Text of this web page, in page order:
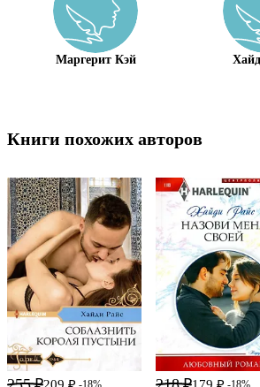
Маргерит Кэй
Книги похожих авторов
-18% -18%